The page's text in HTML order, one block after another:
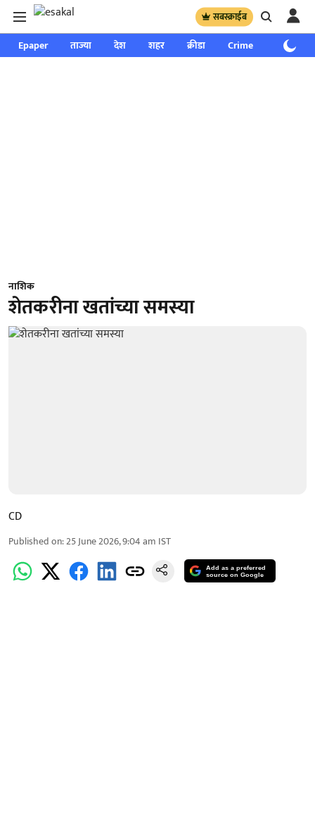
सबस्क्राईब
Epaper ताज्या देश शहर क्रीडा Crime साप्ताहिक
नाशिक
शेतकरीना खतांच्या समस्या
CD
Published on:25 June 2026, 9:04 am IST
Add as a preferred
source on Google